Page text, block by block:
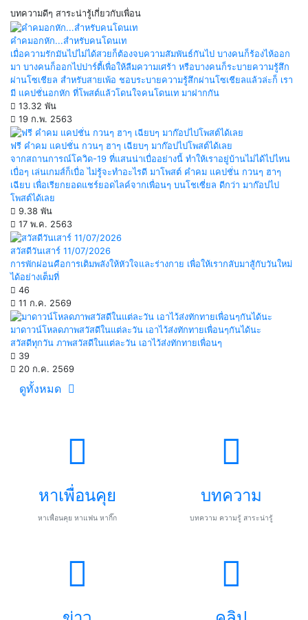
บทความดีๆ สาระน่ารู้เกี่ยวกับเพื่อน
คำคมอกหัก...สำหรับคนโดนเท
เมื่อความรักมันไปไม่ได้สวยก็ต้องจบความสัมพันธ์กันไป บางคนก็ร้องไห้ออก
มา บางคนก็ออกไปปาร์ตี้เพื่อให้ลืมความเศร้า หรือบางคนก็ระบายความรู้สึก
ผ่านโซเชียล สำหรับสายเพ้อ ชอบระบายความรู้สึกผ่านโซเชียลแล้วล่ะก็ เรา
มี แคปชั่นอกหัก ที่โพสต์แล้วโดนใจคนโดนเท มาฝากกัน
13.32 พัน
19 ก.พ. 2563
ฟรี คำคม แคปชั่น กวนๆ ฮาๆ เฉียบๆ มาก๊อปไปโพสต์ได้เลย
จากสถานการณ์โควิด-19 ที่แสนน่าเบื่ออย่างนี้ ทำให้เราอยู่บ้านไม่ได้ไปไหน
เบื่อๆ เล่นเกมส์ก็เบื่อ ไม่รู้จะทำอะไรดี มาโพสต์ คำคม แคปชั่น กวนๆ ฮาๆ
เฉียบ เพื่อเรียกยอดแชร์ยอดไลค์จากเพื่อนๆ บนโชเซี่ยล ดีกว่า มาก๊อปไป
โพสต์ได้เลย
9.38 พัน
17 พ.ค. 2563
สวัสดีวันเสาร์ 11/07/2026
การพักผ่อนคือการเติมพลังให้หัวใจและร่างกาย เพื่อให้เรากลับมาสู้กับวันใหม่
ได้อย่างเต็มที่
46
11 ก.ค. 2569
มาดาวน์โหลดภาพสวัสดีในแต่ละวัน เอาไว้ส่งทักทายเพื่อนๆกันได้นะ
สวัสดีทุกวัน ภาพสวัสดีในแต่ละวัน เอาไว้ส่งทักทายเพื่อนๆ
39
20 ก.ค. 2569
ดูทั้งหมด
หาเพื่อนคุย
หาเพื่อนคุย หาแฟน หากิ๊ก
บทความ
บทความ ความรู้ สาระน่ารู้